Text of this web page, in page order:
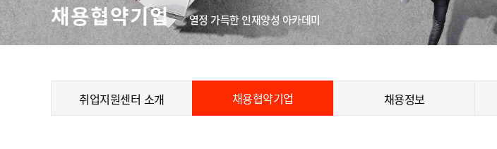
채용협약기업 열정 가득한 인재양성 아카데미
취업지원센터 소개 채용협약기업 채용정보